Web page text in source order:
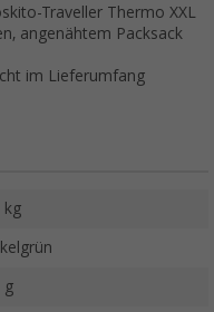
Traveller Thermo XXL
angenähtem Packsack
im Lieferumfang
kg
g